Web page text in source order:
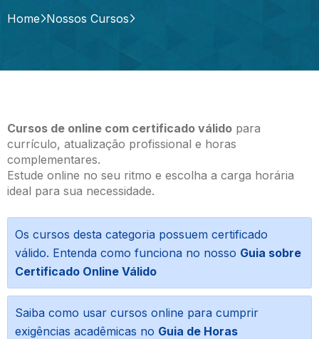
Home Nossos Cursos
Cursos de online com certificado válidopara
currículo, atualização profissional e horas
complementares.
Estude online no seu ritmo e escolha a carga horária
ideal para sua necessidade.
Os cursos desta categoria possuem certificado
válido. Entenda como funciona no nosso Guia sobre
Certificado Online Válido
Saiba como usar cursos online para cumprir
exigências acadêmicas no Guia de Horas